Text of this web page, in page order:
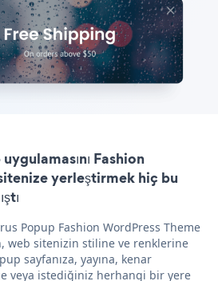
Fashion
yerleştirmek hiç bu
Popup Fashion WordPress Theme
web sitenizin stiline ve renklerine
sayfanıza, yayına, kenar
veya istediğiniz herhangi bir yere